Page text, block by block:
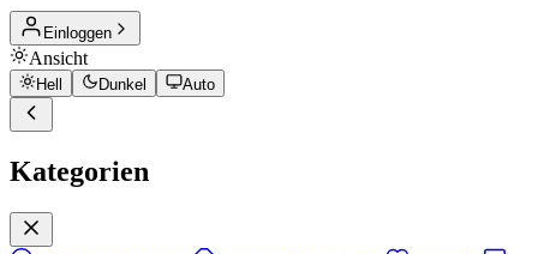
Einloggen
Ansicht
Hell Dunkel Auto
Kategorien